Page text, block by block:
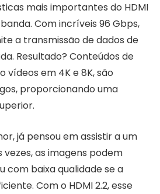
mais importantes do HDMI
Com incríveis 96 Gbps,
a transmissão de dados de
Resultado? Conteúdos de
vídeos em 4K e 8K, são
proporcionando uma
já pensou em assistir a um
vezes, as imagens podem
com baixa qualidade se a
Com o HDMI 2.2, esse